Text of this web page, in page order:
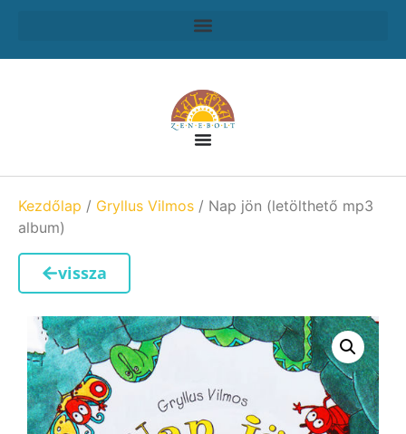
Kezdőlap / Gryllus Vilmos / Nap jön (letölthető mp3
album)
vissza